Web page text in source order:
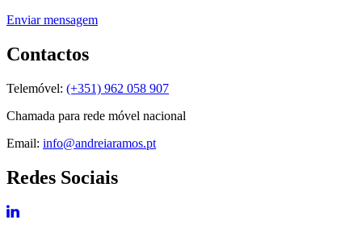
Enviar mensagem
Contactos
Telemóvel: (+351) 962 058 907
Chamada para rede móvel nacional
Email: info@andreiaramos.pt
Redes Sociais